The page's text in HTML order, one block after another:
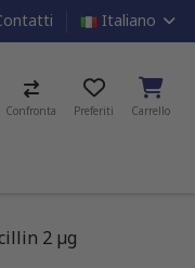
Italiano
Confronta Preferiti Carrello
2 µg